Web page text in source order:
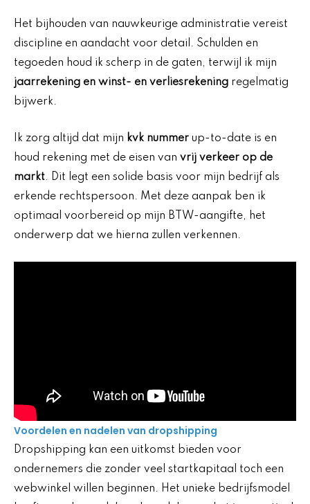
Het bijhouden van nauwkeurige administratie vereist
discipline en aandacht voor detail. Schulden en
tegoeden houd ik scherp in de gaten, terwijl ik mijn
jaarrekening en winst- en verliesrekening regelmatig
bijwerk.
Ik zorg altijd dat mijn kvk nummer up-to-date is en
houd rekening met de eisen van vrij verkeer op de
markt. Dit legt een solide basis voor mijn bedrijf als
erkende rechtspersoon. Met deze aanpak ben ik
optimaal voorbereid op mijn BTW-aangifte, het
onderwerp dat we hierna zullen verkennen.
Voordelen en nadelen van dropshipping
Dropshipping kan een uitkomst bieden voor
ondernemers die zonder veel startkapitaal toch een
webwinkel willen beginnen. Het unieke bedrijfsmodel